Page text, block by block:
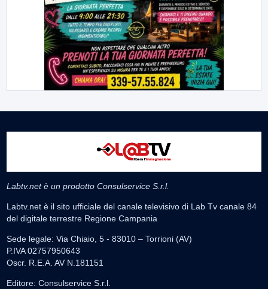
Labtv.net è un prodotto Consulservice S.r.l.
Labtv.net è il sito ufficiale del canale televisivo di Lab Tv canale 84
del digitale terrestre Regione Campania
Sede legale: Via Chiaio, 5 - 83010 – Torrioni (AV)
P.IVA 02757950643
Oscr. R.E.A. AV N.181151
Editore: Consulservice S.r.l.